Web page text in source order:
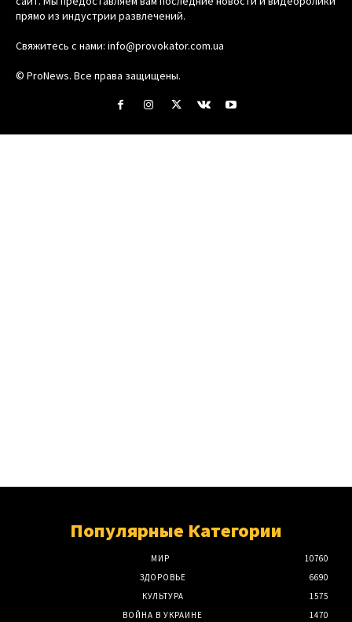
прямо из индустрии развлечений.
Свяжитесь с нами: info@provokator.com.ua
© ProNews. Все права защищены.
Популярные Категории
МИР
10760
ЗДОРОВЬЕ
6690
КУЛЬТУРА
1575
ВОЙНА В УКРАИНЕ
1470